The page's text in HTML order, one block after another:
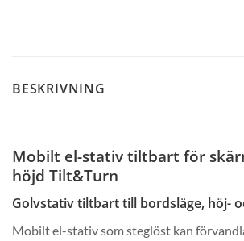
BESKRIVNING
Mobilt el-stativ tiltbart för
höjd Tilt&Turn
Golvstativ tiltbart till bordsläge, höj-
Mobilt el-stativ som steglöst kan